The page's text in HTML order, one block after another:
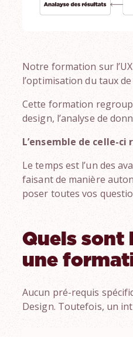
Notre formation sur
l’optimisation du taux
Cette formation
design, l’analyse de
L’ensemble de celle-
Le temps est l’un des
faisant de manière
poser toutes vos
Quels sont
une
Aucun pré-requis
Design. Toutefois, un